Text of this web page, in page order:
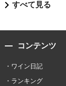
すべて見る
コンテンツ
ワイン日記
ランキング